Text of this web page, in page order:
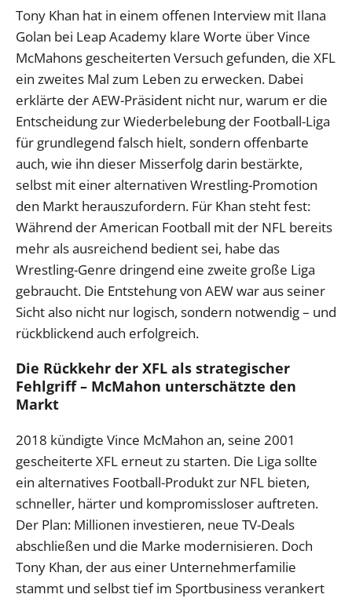
Tony Khan hat in einem offenen Interview mit Ilana
Golan bei Leap Academy klare Worte über Vince
McMahons gescheiterten Versuch gefunden, die XFL
ein zweites Mal zum Leben zu erwecken. Dabei
erklärte der AEW-Präsident nicht nur, warum er die
Entscheidung zur Wiederbelebung der Football-Liga
für grundlegend falsch hielt, sondern offenbarte
auch, wie ihn dieser Misserfolg darin bestärkte,
selbst mit einer alternativen Wrestling-Promotion
den Markt herauszufordern. Für Khan steht fest:
Während der American Football mit der NFL bereits
mehr als ausreichend bedient sei, habe das
Wrestling-Genre dringend eine zweite große Liga
gebraucht. Die Entstehung von AEW war aus seiner
Sicht also nicht nur logisch, sondern notwendig – und
rückblickend auch erfolgreich.
Die Rückkehr der XFL als strategischer
Fehlgriff – McMahon unterschätzte den
Markt
2018 kündigte Vince McMahon an, seine 2001
gescheiterte XFL erneut zu starten. Die Liga sollte
ein alternatives Football-Produkt zur NFL bieten,
schneller, härter und kompromissloser auftreten.
Der Plan: Millionen investieren, neue TV-Deals
abschließen und die Marke modernisieren. Doch
Tony Khan, der aus einer Unternehmerfamilie
stammt und selbst tief im Sportbusiness verankert